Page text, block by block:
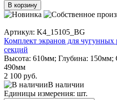
В корзину
Артикул: K4_15105_BG
Комплект экранов для
секций
Высота: 610мм; Глубина:
490мм
2 100 руб.
В наличии
Единицы измерения: шт.